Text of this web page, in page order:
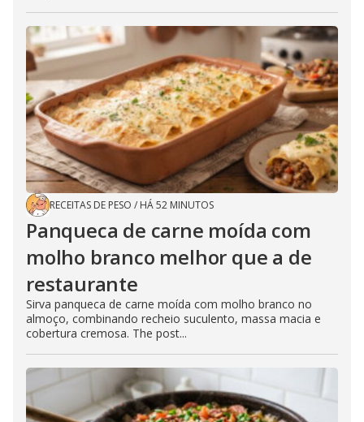
RECEITAS DE PESO / HÁ 52 MINUTOS
Panqueca de carne moída com
molho branco melhor que a de
restaurante
Sirva panqueca de carne moída com molho branco no
almoço, combinando recheio suculento, massa macia e
cobertura cremosa. The post...